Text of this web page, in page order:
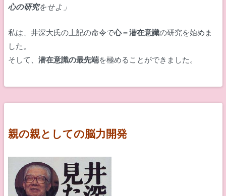
心の研究をせよ」
私は、井深大氏の上記の命令で心＝潜在意識の研究を始めま
した。
そして、 潜在意識の最先端を極めることができました。
親の親としての脳力開発